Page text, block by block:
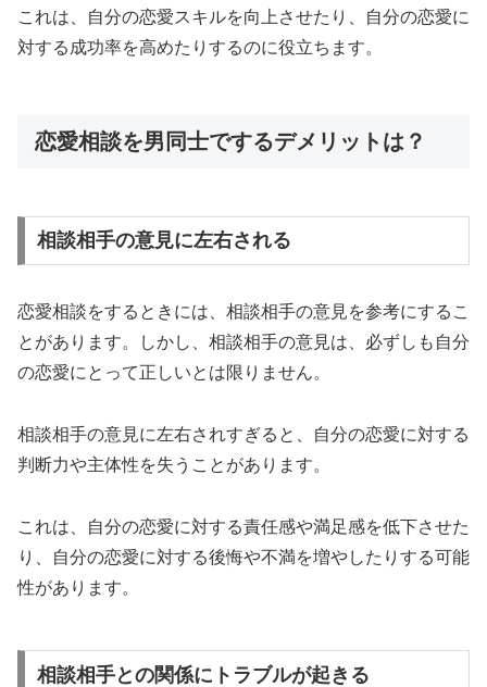
これは、自分の恋愛スキルを向上させたり、自分の恋愛に
対する成功率を高めたりするのに役立ちます。
恋愛相談を男同士でするデメリットは？
相談相手の意見に左右される
恋愛相談をするときには、相談相手の意見を参考にするこ
とがあります。しかし、相談相手の意見は、必ずしも自分
の恋愛にとって正しいとは限りません。
相談相手の意見に左右されすぎると、自分の恋愛に対する
判断力や主体性を失うことがあります。
これは、自分の恋愛に対する責任感や満足感を低下させた
り、自分の恋愛に対する後悔や不満を増やしたりする可能
性があります。
相談相手との関係にトラブルが起きる